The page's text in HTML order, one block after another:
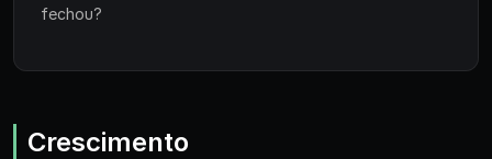
fechou?
Crescimento